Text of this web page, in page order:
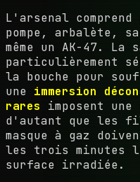
L'arsenal
pompe, arbalète,
même un AK-47. La
particulièrement
la bouche pour
une immersion
rares imposent
d'autant que les
masque à gaz
les trois minutes
surface irradiée.